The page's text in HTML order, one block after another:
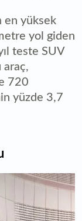
en yüksek
yol giden
teste SUV
araç,
720
yüzde 3,7